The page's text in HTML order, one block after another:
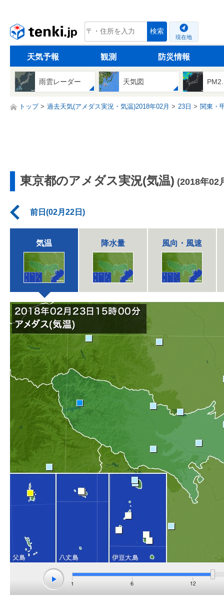
tenki.jp 検索
現在地
天気予報 観測 防災情報
雨雲レーダー 天気図
トップ 過去天気(アメダス実況・気温)2018年02月 23日 関東・
東京都のアメダス実況(気温) (2018年02
前日(02月22日)
気温 降水量 風向・風速